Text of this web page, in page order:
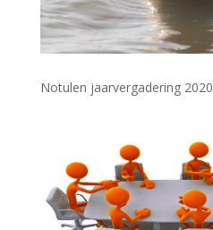
Notulen jaarvergadering 2020